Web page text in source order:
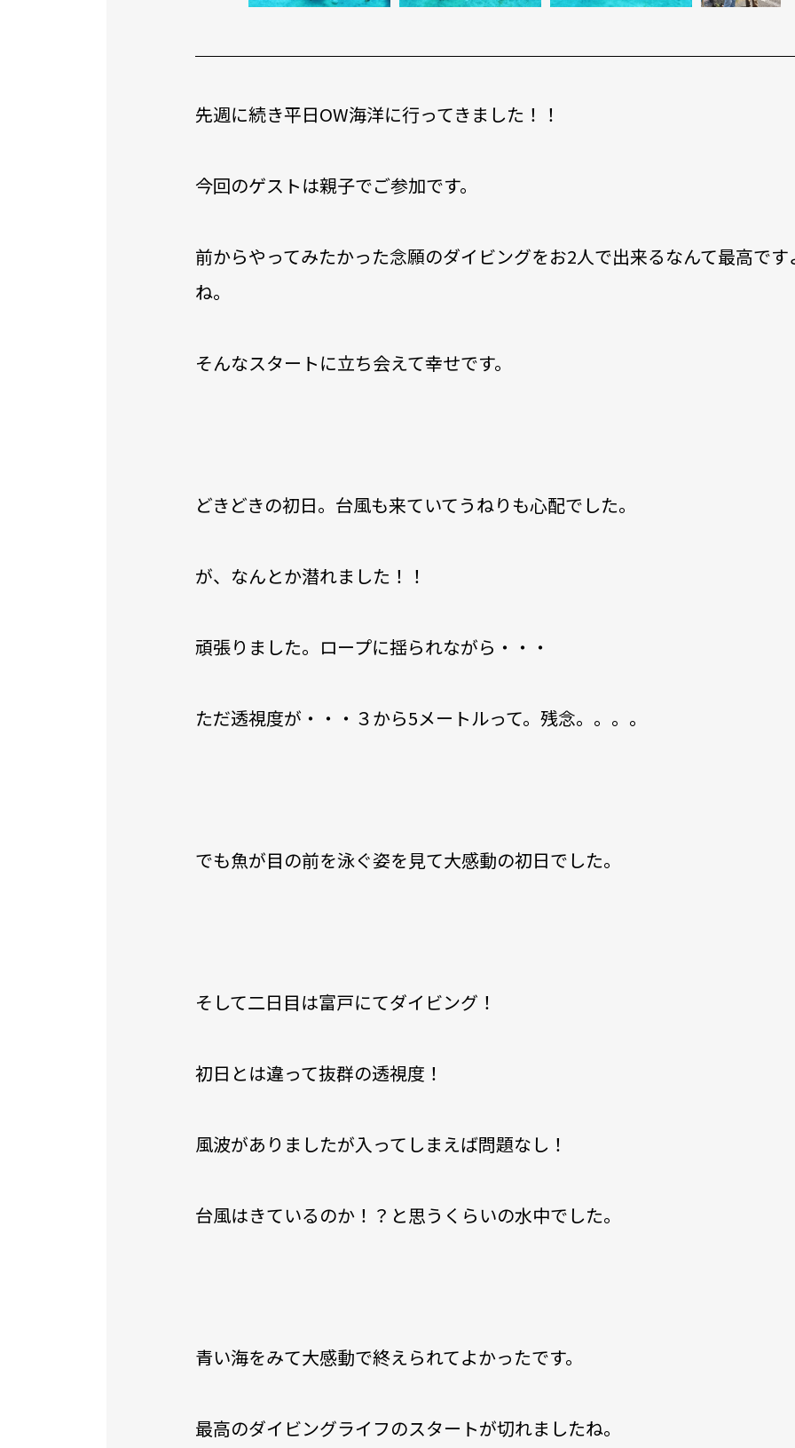
先週に続き平日OW海洋に行ってきました！！
今回のゲストは親子でご参加です。
前からやってみたかった念願のダイビングをお2人で出来るなんて最高です
ね。
そんなスタートに立ち会えて幸せです。
どきどきの初日。台風も来ていてうねりも心配でした。
が、なんとか潜れました！！
頑張りました。ロープに揺られながら・・・
ただ透視度が・・・３から5メートルって。残念。。。。
でも魚が目の前を泳ぐ姿を見て大感動の初日でした。
そして二日目は富戸にてダイビング！
初日とは違って抜群の透視度！
風波がありましたが入ってしまえば問題なし！
台風はきているのか！？と思うくらいの水中でした。
青い海をみて大感動で終えられてよかったです。
最高のダイビングライフのスタートが切れましたね。